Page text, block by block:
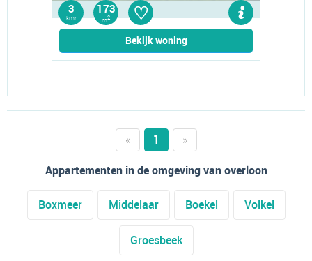
3
kmr
173
m2 ♡
Bekijk woning
« 1
»
Appartementen in de omgeving van overloon
Boxmeer Middelaar Boekel Volkel
Groesbeek